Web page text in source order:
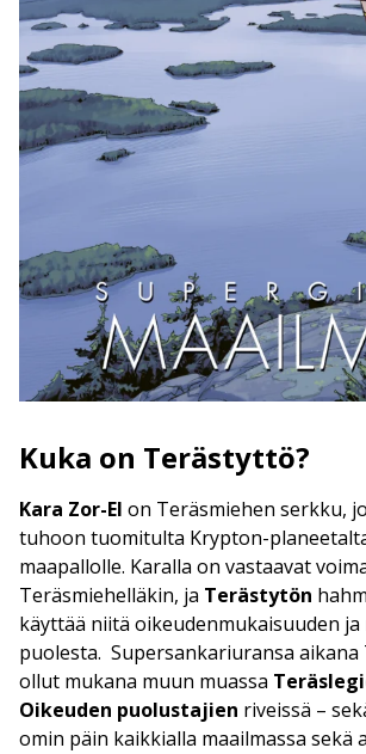
Kuka on Terästyttö?
Kara Zor-El on Teräsmiehen serkku,
tuhoon tuomitulta Krypton-
maapallolle. Karalla on vastaavat
Teräsmiehelläkin, ja Terästytön
käyttää niitä oikeudenmukaisuuden ja
puolesta. Supersankariuransa
ollut mukana muun muassa
Oikeuden puolustajien riveissä –
omin päin kaikkialla maailmassa sekä